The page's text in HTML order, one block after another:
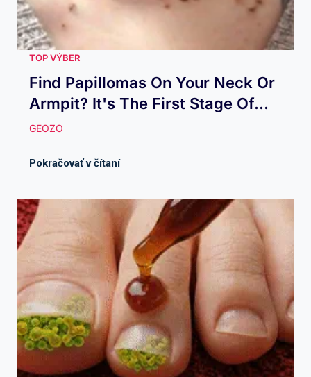
Find Papillomas On Your Neck Or
Armpit? It's The First Stage Of...